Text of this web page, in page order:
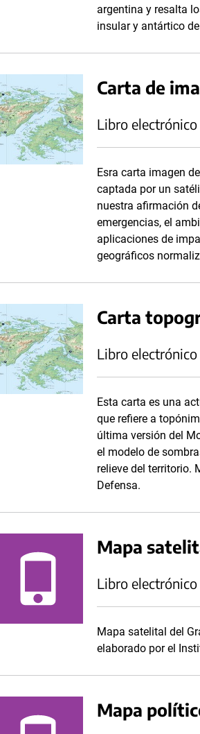
argentina y resalta
insular y antártico
Carta de
Libro electrónico
Esra carta imagen
captada por un
nuestra afirmación
emergencias, el
aplicaciones de
geográficos
Carta
Libro electrónico
Esta carta es una
que refiere a
última versión del
el modelo de
relieve del territorio.
Defensa.
Mapa
Libro electrónico
Mapa satelital del
elaborado por el
Mapa